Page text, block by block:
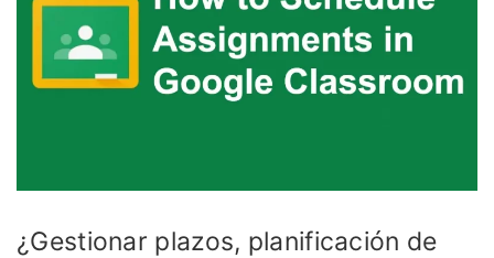
¿Gestionar plazos, planificación de